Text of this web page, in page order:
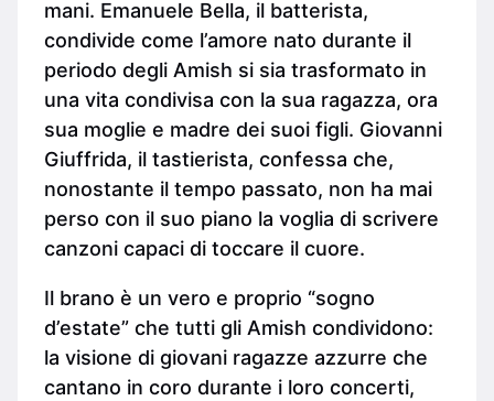
mani. Emanuele Bella, il batterista,
condivide come l’amore nato durante il
periodo degli Amish si sia trasformato in
una vita condivisa con la sua ragazza, ora
sua moglie e madre dei suoi figli. Giovanni
Giuffrida, il tastierista, confessa che,
nonostante il tempo passato, non ha mai
perso con il suo piano la voglia di scrivere
canzoni capaci di toccare il cuore.
Il brano è un vero e proprio “sogno
d’estate” che tutti gli Amish condividono:
la visione di giovani ragazze azzurre che
cantano in coro durante i loro concerti,